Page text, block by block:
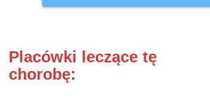
Placówki leczące tę
chorobę: